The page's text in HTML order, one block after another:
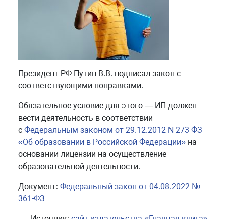
Президент РФ Путин В.В. подписал закон с
соответствующими поправками.
Обязательное условие для этого — ИП должен
вести деятельность в соответствии
с Федеральным законом от 29.12.2012 N 273-ФЗ
«Об образовании в Российской Федерации» на
основании лицензии на осуществление
образовательной деятельности.
Документ: Федеральный закон от 04.08.2022 №
361-ФЗ